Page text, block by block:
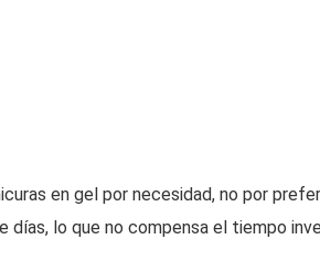
en gel por necesidad, no por
días, lo que no compensa el tiempo